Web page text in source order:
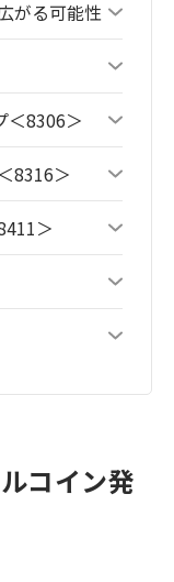
がる可能性
＜8306＞
8316＞
＞
コイン発